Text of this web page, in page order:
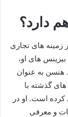
دارد؟
زمینه‌ های تجاری
های او،
به عنوان
گذشته با
کرده است. او در
و معرفی